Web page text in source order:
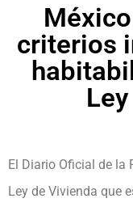
criterios
El Diario Oficial de la
Ley de Vivienda que